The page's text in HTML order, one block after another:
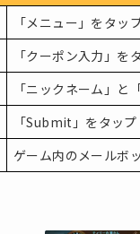
「メニュー」をタッ
「クーポン入力」を
「ニックネーム」と
「Submit」をタップ
ゲーム内のメールボ